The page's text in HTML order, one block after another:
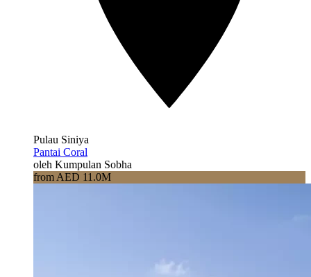
Pulau Siniya
Pantai Coral
oleh Kumpulan Sobha
from AED 11.0M